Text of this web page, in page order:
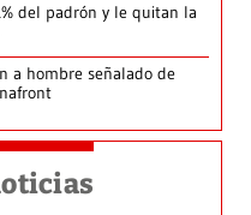
del padrón y le quitan la
a hombre señalado de